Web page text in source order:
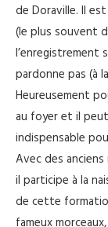
de Doraville. Il
(le plus souvent
l’enregistrement
pardonne pas (à
Heureusement
au foyer et il
indispensable
Avec des anciens
il participe à la
de cette
fameux